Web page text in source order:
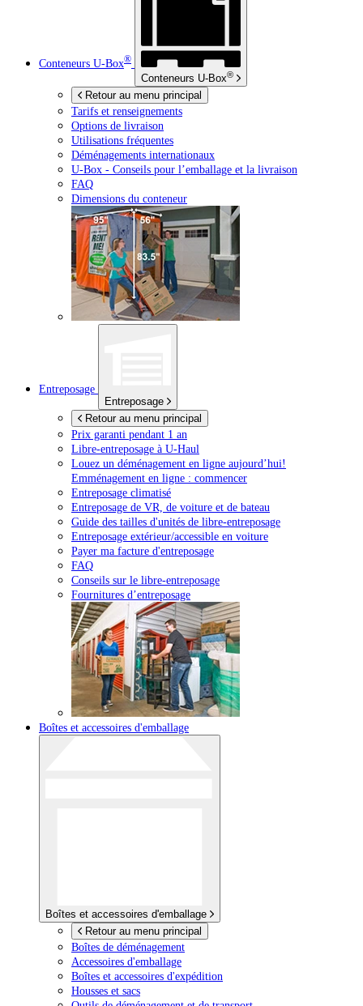
Conteneurs U-Box®
Conteneurs U-Box®
Retour au menu principal
Tarifs et renseignements
Options de livraison
Utilisations fréquentes
Déménagements internationaux
U-Box - Conseils pour l’emballage et la livraison
FAQ
Dimensions du conteneur
Entreposage
Entreposage
Retour au menu principal
Prix garanti pendant 1 an
Libre-entreposage à U-Haul
Louez un déménagement en ligne aujourd’hui!
Emménagement en ligne : commencer
Entreposage climatisé
Entreposage de VR, de voiture et de bateau
Guide des tailles d'unités de libre-entreposage
Entreposage extérieur/accessible en voiture
Payer ma facture d'entreposage
FAQ
Conseils sur le libre-entreposage
Fournitures d’entreposage
Boîtes et accessoires d'emballage
Boîtes et accessoires d'emballage
Retour au menu principal
Boîtes de déménagement
Accessoires d'emballage
Boîtes et accessoires d'expédition
Housses et sacs